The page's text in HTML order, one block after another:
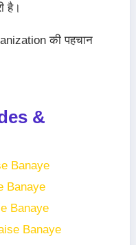
है।
की पहचान
&
Banaye
Banaye
Banaye
Banaye